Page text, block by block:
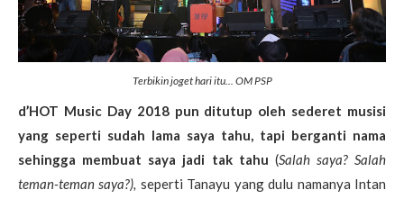
Terbikin joget hari itu... OM PSP
d’HOT Music Day 2018 pun ditutup oleh sederet musisi
yang seperti sudah lama saya tahu, tapi berganti nama
sehingga membuat saya jadi tak tahu (Salah saya? Salah
teman-teman saya?), seperti Tanayu yang dulu namanya Intan